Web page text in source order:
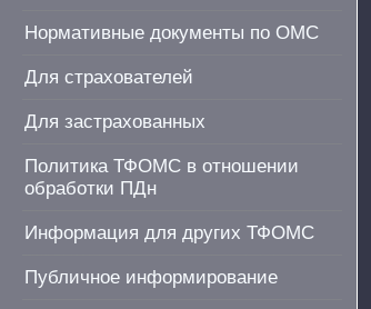
Нормативные документы по ОМС
Для страхователей
Для застрахованных
Политика ТФОМС в отношении
обработки ПДн
Информация для других ТФОМС
Публичное информирование